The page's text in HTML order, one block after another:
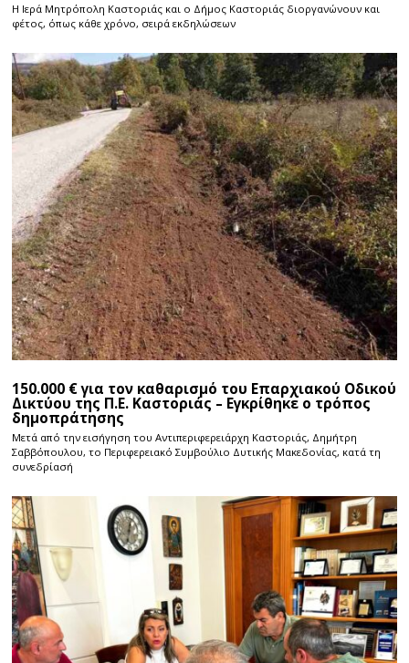
Η Ιερά Μητρόπολη Καστοριάς και ο Δήμος Καστοριάς διοργανώνουν και
φέτος, όπως κάθε χρόνο, σειρά εκδηλώσεων
150.000 € για τον καθαρισμό του Επαρχιακού Οδικού
Δικτύου της Π.Ε. Καστοριάς – Εγκρίθηκε ο τρόπος
δημοπράτησης
Μετά από την εισήγηση του Αντιπεριφερειάρχη Καστοριάς, Δημήτρη
Σαββόπουλου, το Περιφερειακό Συμβούλιο Δυτικής Μακεδονίας, κατά τη
συνεδρίασή